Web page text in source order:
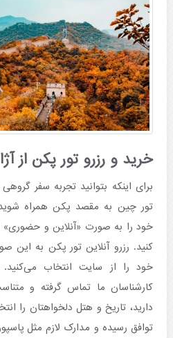
خرید و رزرو تور پکن از
برای اینکه بتوانید تجربه سفر
تور چین به مقصد پکن همراه
خود را به صورت «آنلاین و حضوری»
کنید. رزرو آنلاین تور پکن به
خود را از سایت انتخاب
کارشناسان ما تماس گرفته و
دارید، تاریخ و هتل دلخواهتان را
توافق رسیده و مدارک لازم مثل